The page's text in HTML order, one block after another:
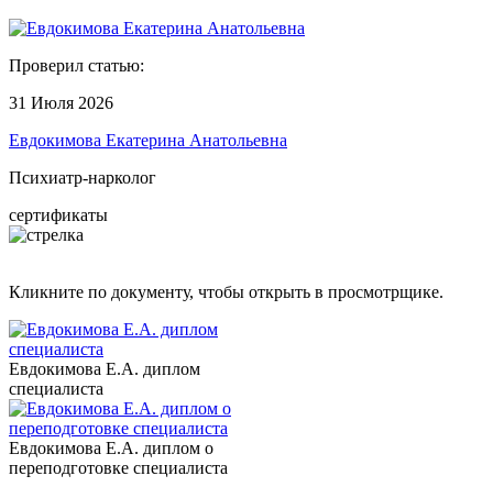
Проверил статью:
31 Июля 2026
Евдокимова Екатерина Анатольевна
Психиатр-нарколог
сертификаты
Кликните по документу, чтобы открыть в просмотрщике.
Евдокимова Е.А. диплом
специалиста
Евдокимова Е.А. диплом о
переподготовке специалиста